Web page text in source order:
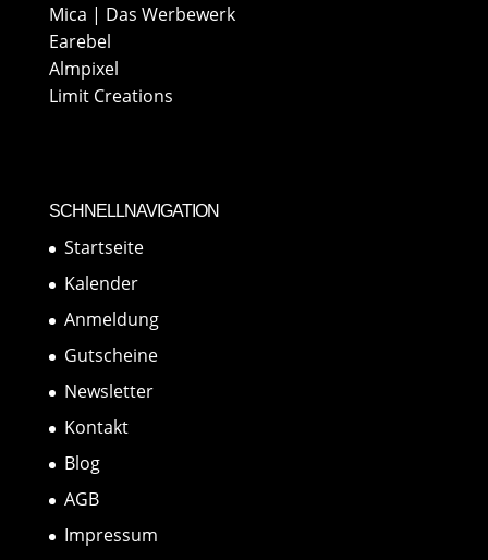
Mica | Das Werbewerk
Earebel
Almpixel
Limit Creations
SCHNELLNAVIGATION
Startseite
Kalender
Anmeldung
Gutscheine
Newsletter
Kontakt
Blog
AGB
Impressum